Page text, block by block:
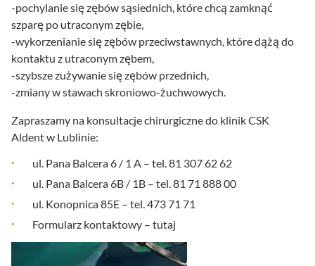
-pochylanie się zębów sąsiednich, które chcą zamknąć
szparę po utraconym zębie,
-wykorzenianie się zębów przeciwstawnych, które dążą do
kontaktu z utraconym zębem,
-szybsze zużywanie się zębów przednich,
-zmiany w stawach skroniowo-żuchwowych.
Zapraszamy na konsultacje chirurgiczne do klinik CSK
Aldent w Lublinie:
ul. Pana Balcera 6 / 1 A – tel. 81 307 62 62
ul. Pana Balcera 6B / 1B – tel. 81 71 888 00
ul. Konopnica 85E – tel. 473 71 71
Formularz kontaktowy – tutaj